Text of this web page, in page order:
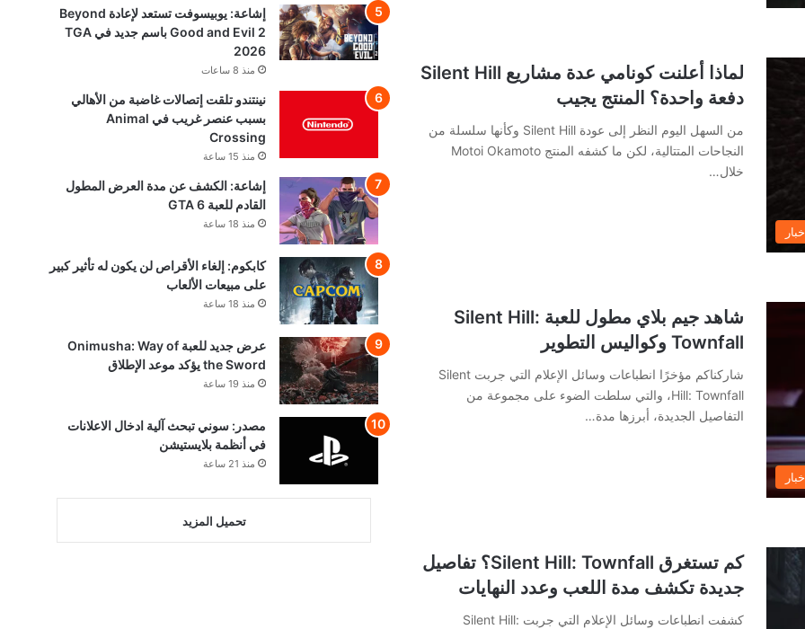
لماذا أعلنت كونامي عدة مشاريع Silent Hill
دفعة واحدة؟ المنتج يجيب
من السهل اليوم النظر إلى عودة Silent Hill وكأنها سلسلة من
النجاحات المتتالية، لكن ما كشفه المنتج Motoi Okamoto
خلال…
شاهد جيم بلاي مطول للعبة Silent Hill:
Townfall وكواليس التطوير
شاركناكم مؤخرًا انطباعات وسائل الإعلام التي جربت Silent
Hill: Townfall، والتي سلطت الضوء على مجموعة من
التفاصيل الجديدة، أبرزها مدة…
كم تستغرق Silent Hill: Townfall؟ تفاصيل
جديدة تكشف مدة اللعب وعدد النهايات
كشفت انطباعات وسائل الإعلام التي جربت Silent Hill:
إشاعة: يوبيسوفت تستعد لإعادة Beyond
Good and Evil 2 باسم جديد في TGA
2026
منذ 8 ساعات
نينتندو تلقت إتصالات غاضبة من الأهالي
بسبب عنصر غريب في Animal
Crossing
منذ 15 ساعة
إشاعة: الكشف عن مدة العرض المطول
القادم للعبة GTA 6
منذ 18 ساعة
كابكوم: إلغاء الأقراص لن يكون له تأثير كبير
على مبيعات الألعاب
منذ 18 ساعة
عرض جديد للعبة Onimusha: Way of
the Sword يؤكد موعد الإطلاق
منذ 19 ساعة
مصدر: سوني تبحث آلية ادخال الاعلانات
في أنظمة بلايستيشن
منذ 21 ساعة
تحميل المزيد